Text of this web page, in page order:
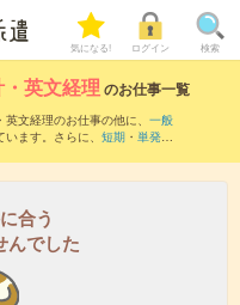
気になる! ログイン 検索
英文経理 のお仕事一覧
文経理のお仕事の他に、 一般
ます。さらに、 短期 ・ 単発な
合う
んでした